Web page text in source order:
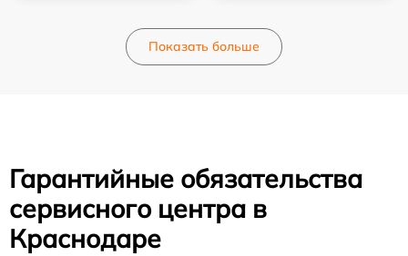
Показать больше
Гарантийные обязательства
сервисного центра в
Краснодаре